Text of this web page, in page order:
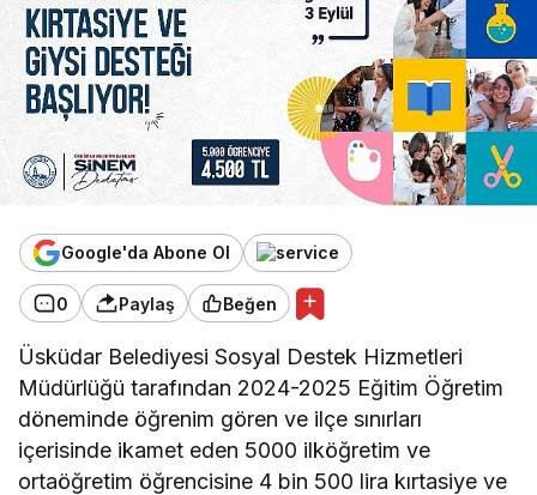
Google'da Abone Ol
0 Paylaş Beğen
Üsküdar Belediyesi Sosyal Destek Hizmetleri
Müdürlüğü tarafından 2024-2025 Eğitim Öğretim
döneminde öğrenim gören ve ilçe sınırları
içerisinde ikamet eden 5000 ilköğretim ve
ortaöğretim öğrencisine 4 bin 500 lira kırtasiye ve